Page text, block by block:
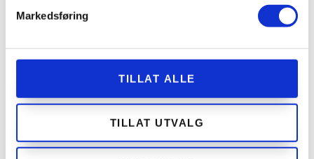
Markedsføring
TILLAT ALLE
TILLAT UTVALG